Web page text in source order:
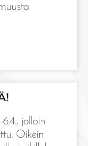
jolloin
Oikein